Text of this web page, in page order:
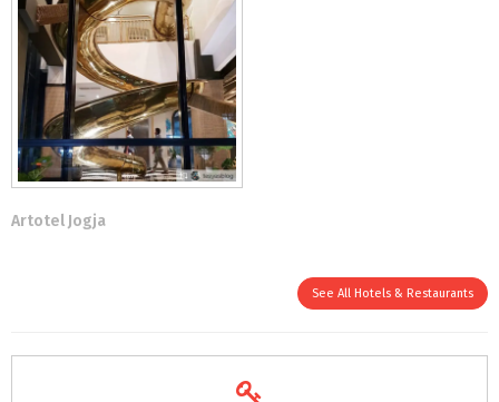
Artotel Jogja
See All Hotels & Restaurants